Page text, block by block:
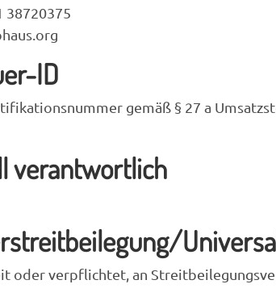
38720375
ID
gemäß § 27 a
verantwortlich
oder verpflichtet, an